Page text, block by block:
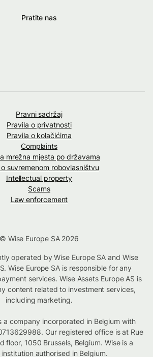
Pratite nas
Pravni sadržaj
Pravila o privatnosti
Pravila o kolačićima
Complaints
mrežna mjesta po državama
suvremenom robovlasništvu
Intellectual property
Scams
Law enforcement
© Wise Europe SA 2026
operated by Wise Europe SA and Wise
Wise Europe SA is responsible for any
services. Wise Assets Europe AS is
content related to investment services,
including marketing.
a company incorporated in Belgium with
Our registered office is at Rue
floor, 1050 Brussels, Belgium. Wise is a
authorised in Belgium.